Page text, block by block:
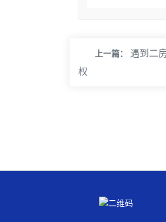
上一篇：
遇到二
权